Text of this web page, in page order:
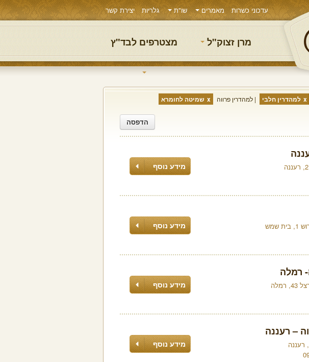
עדכוני כשרות מאמרים שו"ת גלריות יצירת קשר
מרן זצוק"ל מצטרפים לבד"ץ
למהדרין חלבי למהדרין פרווה שמיטה לחומרא
הדפסה
מידע נוסף
שמש מידע נוסף
רמלה
רמלה מידע נוסף
– רעננה
מידע נוסף